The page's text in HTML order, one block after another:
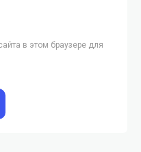
в этом браузере для